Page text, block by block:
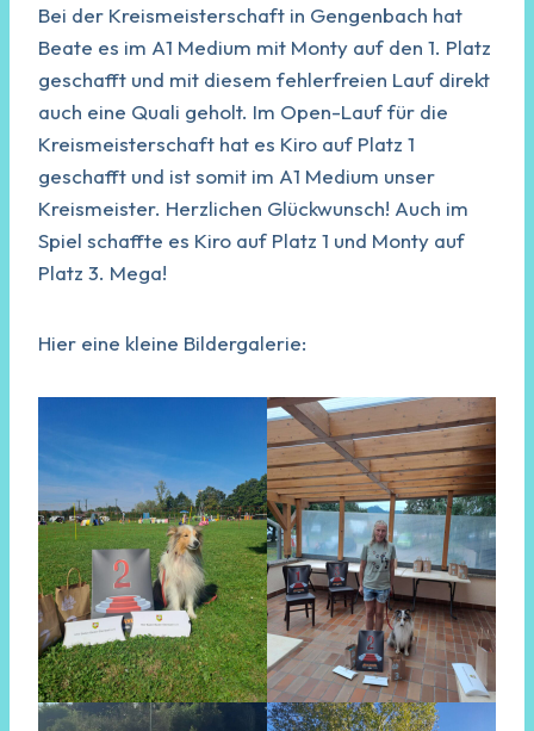
Bei der Kreismeisterschaft in Gengenbach hat
Beate es im A1 Medium mit Monty auf den 1. Platz
geschafft und mit diesem fehlerfreien Lauf direkt
auch eine Quali geholt. Im Open-Lauf für die
Kreismeisterschaft hat es Kiro auf Platz 1
geschafft und ist somit im A1 Medium unser
Kreismeister. Herzlichen Glückwunsch! Auch im
Spiel schaffte es Kiro auf Platz 1 und Monty auf
Platz 3. Mega!
Hier eine kleine Bildergalerie: